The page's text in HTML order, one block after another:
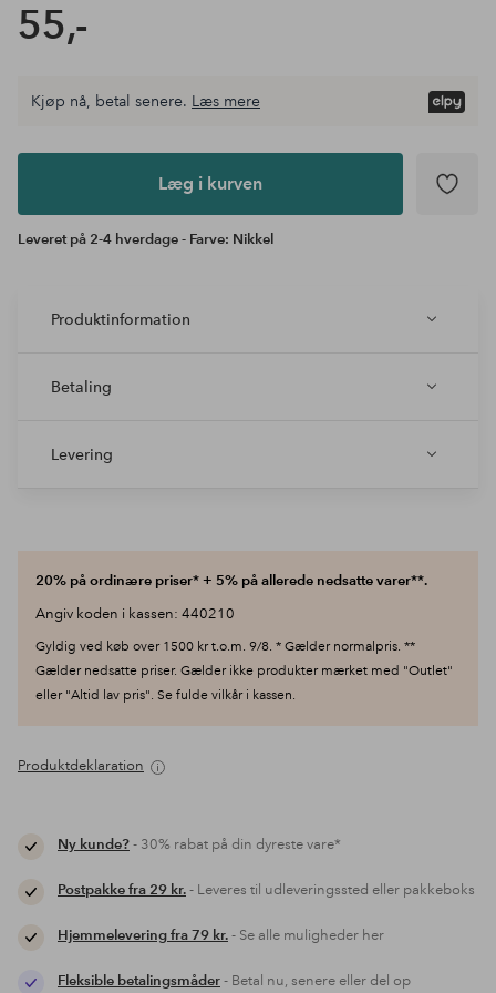
55,-
Læg i
Kjøp nå, betal senere. Læs mere
Læg i kurven
Leveret på 2-4 hverdage - Farve: Nikkel
Produktinformation
Betaling
Levering
20% på ordinære priser* + 5% på allerede nedsatte varer**.
Angiv koden i kassen: 440210
Gyldig ved køb over 1500 kr t.o.m. 9/8. * Gælder normalpris. **
Gælder nedsatte priser. Gælder ikke produkter mærket med "Outlet"
eller "Altid lav pris". Se fulde vilkår i kassen.
Produktdeklaration
Ny kunde?- 30% rabat på din dyreste vare*
Postpakke fra 29 kr.- Leveres til udleveringssted eller pakkeboks
Hjemmelevering fra 79 kr.- Se alle muligheder her
Fleksible betalingsmåder- Betal nu, senere eller del op